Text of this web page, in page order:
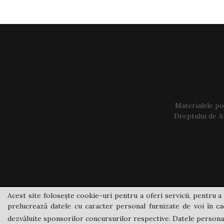
Materialele
Dreptului de
Acest site folosește cookie-uri pentru a oferi servicii, pentru
prelucrează datele cu caracter personal furnizate de voi în
dezvăluite sponsorilor concursurilor respective. Datele